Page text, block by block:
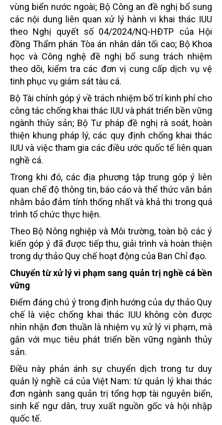
vùng biển nước ngoài; Bộ Công an đề nghị bổ sung
các nội dung liên quan xử lý hành vi khai thác IUU
theo Nghị quyết số 04/2024/NQ-HĐTP của Hội
đồng Thẩm phán Tòa án nhân dân tối cao; Bộ Khoa
học và Công nghệ đề nghị bổ sung trách nhiệm
theo dõi, kiểm tra các đơn vị cung cấp dịch vụ vệ
tinh phục vụ giám sát tàu cá.
Bộ Tài chính góp ý về trách nhiệm bố trí kinh phí cho
công tác chống khai thác IUU và phát triển bền vững
ngành thủy sản; Bộ Tư pháp đề nghị rà soát, hoàn
thiện khung pháp lý, các quy định chống khai thác
IUU và việc tham gia các điều ước quốc tế liên quan
nghề cá.
Trong khi đó, các địa phương tập trung góp ý liên
quan chế độ thông tin, báo cáo và thể thức văn bản
nhằm bảo đảm tính thống nhất và khả thi trong quá
trình tổ chức thực hiện.
Theo Bộ Nông nghiệp và Môi trường, toàn bộ các ý
kiến góp ý đã được tiếp thu, giải trình và hoàn thiện
trong dự thảo Quy chế hoạt động của Ban Chỉ đạo.
Chuyển từ xử lý vi phạm sang quản trị nghề cá bền
vững
Điểm đáng chú ý trong định hướng của dự thảo Quy
chế là việc chống khai thác IUU không còn được
nhìn nhận đơn thuần là nhiệm vụ xử lý vi phạm, mà
gắn với mục tiêu phát triển bền vững ngành thủy
sản.
Điều này phản ánh sự chuyển dịch trong tư duy
quản lý nghề cá của Việt Nam: từ quản lý khai thác
đơn ngành sang quản trị tổng hợp tài nguyên biển,
sinh kế ngư dân, truy xuất nguồn gốc và hội nhập
quốc tế.